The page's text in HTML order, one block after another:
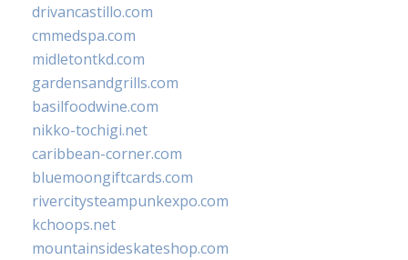
drivancastillo.com
cmmedspa.com
midletontkd.com
gardensandgrills.com
basilfoodwine.com
nikko-tochigi.net
caribbean-corner.com
bluemoongiftcards.com
rivercitysteampunkexpo.com
kchoops.net
mountainsideskateshop.com